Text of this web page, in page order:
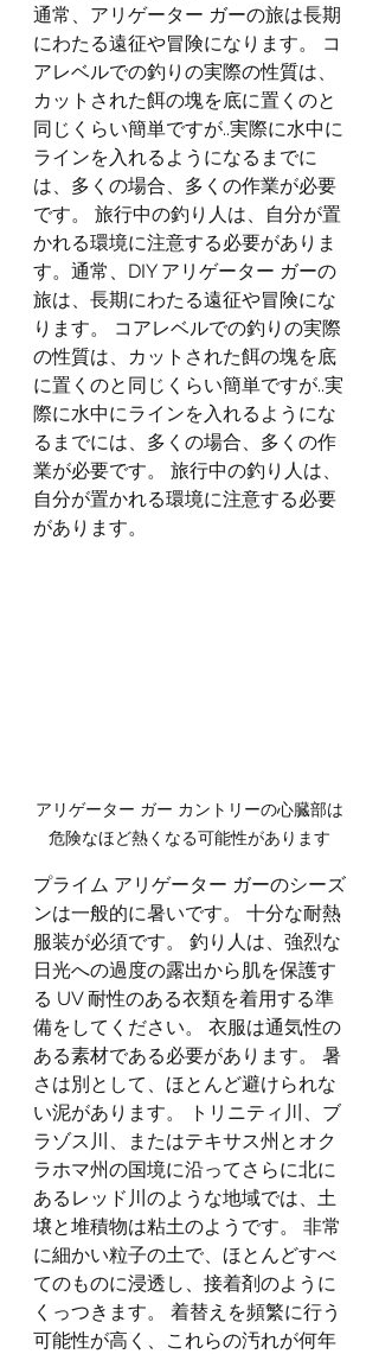
通常、アリゲーター ガーの旅は長期
にわたる遠征や冒険になります。 コ
アレベルでの釣りの実際の性質は、
カットされた餌の塊を底に置くのと
同じくらい簡単ですが..実際に水中に
ラインを入れるようになるまでに
は、多くの場合、多くの作業が必要
です。 旅行中の釣り人は、自分が置
かれる環境に注意する必要がありま
す。通常、DIY アリゲーター ガーの
旅は、長期にわたる遠征や冒険にな
ります。 コアレベルでの釣りの実際
の性質は、カットされた餌の塊を底
に置くのと同じくらい簡単ですが..実
際に水中にラインを入れるようにな
るまでには、多くの場合、多くの作
業が必要です。 旅行中の釣り人は、
自分が置かれる環境に注意する必要
があります。
アリゲーター ガー カントリーの心臓部は
危険なほど熱くなる可能性があります
プライム アリゲーター ガーのシーズ
ンは一般的に暑いです。 十分な耐熱
服装が必須です。 釣り人は、強烈な
日光への過度の露出から肌を保護す
る UV 耐性のある衣類を着用する準
備をしてください。 衣服は通気性の
ある素材である必要があります。 暑
さは別として、ほとんど避けられな
い泥があります。 トリニティ川、ブ
ラゾス川、またはテキサス州とオク
ラホマ州の国境に沿ってさらに北に
あるレッド川のような地域では、土
壌と堆積物は粘土のようです。 非常
に細かい粒子の土で、ほとんどすべ
てのものに浸透し、接着剤のように
くっつきます。 着替えを頻繁に行う
可能性が高く、これらの汚れが何年